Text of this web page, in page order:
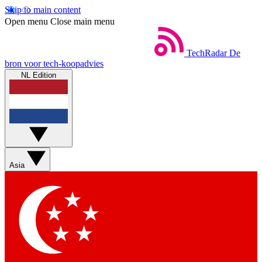
Skip to main content
Open menu Close main menu
TechRadar De
bron voor tech-koopadvies
NL Edition
Asia